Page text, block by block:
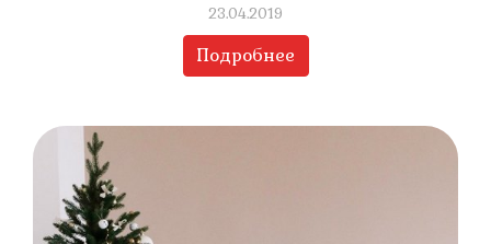
23.04.2019
Подробнее